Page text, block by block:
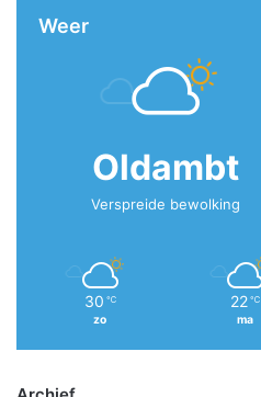
Weer
Oldambt
Verspreide bewolking
30 ℃
zo
22 ℃
ma